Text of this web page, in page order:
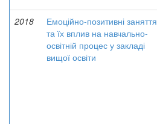
2018
Емоційно-позитивні заняття
та їх вплив на навчально-
освітній процес у закладі
вищої освіти